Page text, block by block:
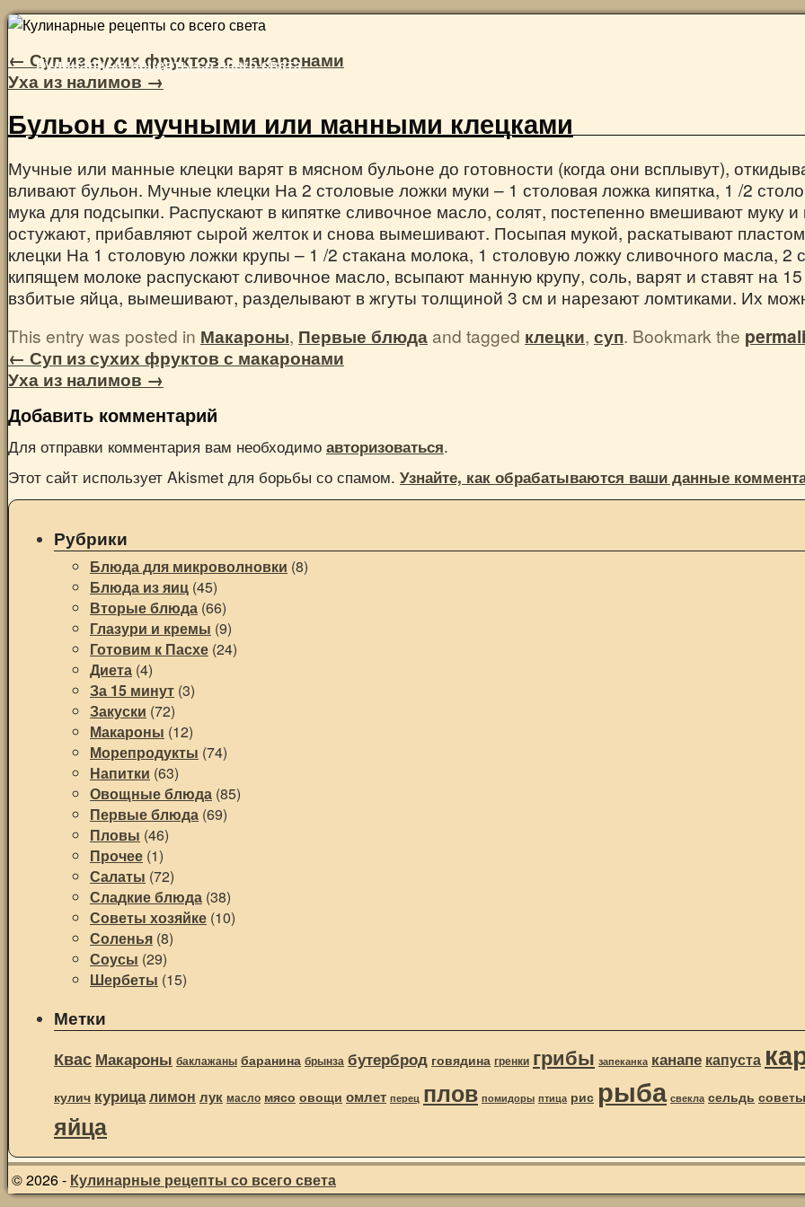
Кулинарные рецепты со всего света
Skip
content
← Суп из сухих фруктов с макаронами
Уха из налимов →
Бульон с мучными или манными клецками
Мучные или манные клецки варят в мясном бульоне до готовности (когда они всплывут),
вливают бульон. Мучные клецки На 2 столовые ложки муки – 1 столовая ложка кипятка, 1 /2
мука для подсыпки. Распускают в кипятке сливочное масло, солят, постепенно вмешивают муку и
остужают, прибавляют сырой желток и снова вымешивают. Посыпая мукой, раскатывают
клецки На 1 столовую ложки крупы – 1 /2 стакана молока, 1 столовую ложку сливочного масла,
кипящем молоке распускают сливочное масло, всыпают манную крупу, соль, варят и ставят на
взбитые яйца, вымешивают, разделывают в жгуты толщиной 3 см и нарезают ломтиками. Их
This entry was posted in Макароны, Первые блюда and tagged клецки, суп. Bookmark the
← Суп из сухих фруктов с макаронами
Уха из налимов →
Добавить комментарий
Для отправки комментария вам необходимо авторизоваться.
Этот сайт использует Akismet для борьбы со спамом. Узнайте, как обрабатываются ваши данные
Рубрики
Блюда для микроволновки (8)
Блюда из яиц (45)
Вторые блюда (66)
Глазури и кремы (9)
Готовим к Пасхе (24)
Диета (4)
За 15 минут (3)
Закуски (72)
Макароны (12)
Морепродукты (74)
Напитки (63)
Овощные блюда (85)
Первые блюда (69)
Пловы (46)
Прочее (1)
Салаты (72)
Сладкие блюда (38)
Советы хозяйке (10)
Соленья (8)
Соусы (29)
Шербеты (15)
Метки
Квас Макароны баклажаны баранина брынза бутерброд говядина гренки грибы запеканка канапе капуста
кулич курицалимон лук масло мясо овощи омлет перец плов помидоры птица рис рыба свекла сельдь советы
яйца
© 2026 - Кулинарные рецепты со всего света